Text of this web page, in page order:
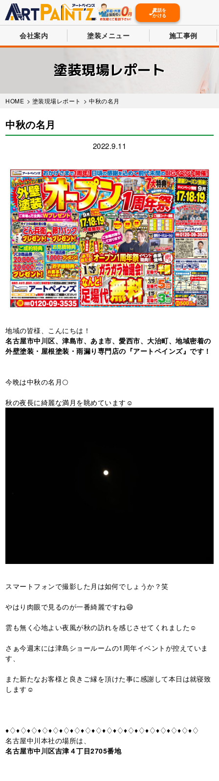
電話を
かける
会社案内 塗装メニュー 施工事例
塗装現場レポート
HOME > 塗装現場レポート > 中秋の名月
中秋の名月
2022.9.11
地域の皆様、こんにちは！
名古屋市中川区、津島市、あま市、愛西市、大治町、地域密着の
外壁塗装・屋根塗装・雨漏り専門店の『アートペインズ』です！
今晩は中秋の名月🌕
秋の夜長に綺麗な満月を眺めています☺️
スマートフォンで撮影した月は如何でしょうか？笑
やはり肉眼で見るのが一番綺麗ですね😄
雲も無く心地よい夜風が秋の訪れを感じさせてくれました☺️
さぁ今週末には津島ショールームの1周年イベントが控えていま
す、
また新たなお客様と良きご縁を頂けた事に感謝して本日は就寝致
します☺️
♦♢♦♢♦♢♦♢♦♢♦♢♦♢♦♢♦♢♦♢♦♢♦♢♦♢♦♢♦♢♦♢♦♢♦♢
名古屋中川本社の場所は、
名古屋市中川区吉津４丁目2705番地